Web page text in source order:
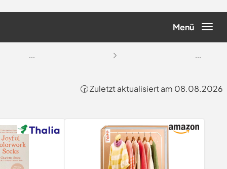
Menü
... ...
🕝 Zuletzt aktualisiert am 08.08.2026